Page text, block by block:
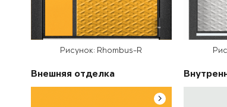
Рисунок: Rhombus-R
Внешняя отделка